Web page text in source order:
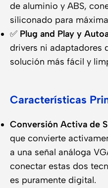
de aluminio y ABS,
siliconado para
✅ Plug and Play y
drivers ni adaptadores
solución más fácil y
Características
Conversión Activa de
que convierte
a una señal análoga
conectar estas dos
es puramente digital.